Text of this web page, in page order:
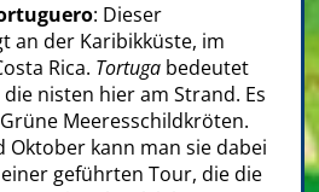
: Dieser
an der Karibikküste, im
Rica. Tortuga bedeutet
nisten hier am Strand. Es
Meeresschildkröten.
Oktober kann man sie dabei
geführten Tour, die die